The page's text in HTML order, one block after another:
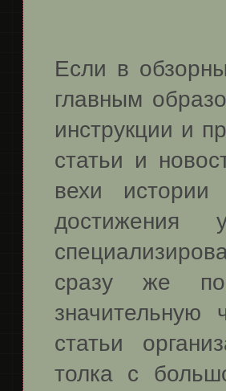
Если в
главным
инструкции и
статьи и
вехи
сразу же
значительную
статьи
толка с